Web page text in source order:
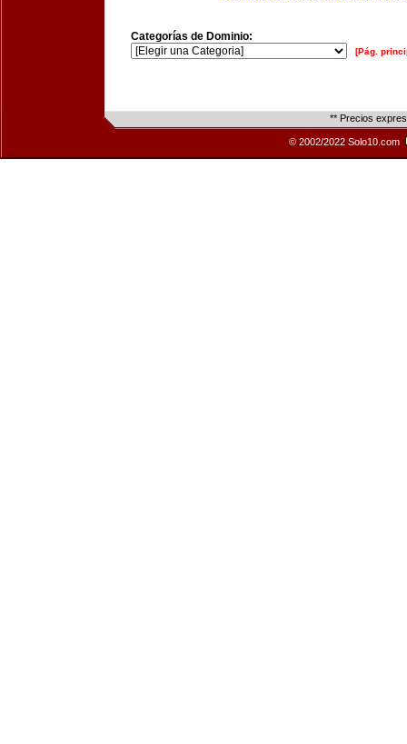
Categorías de Dominio:
[Pág.
** Precios
© 2002/2022 Solo10.com